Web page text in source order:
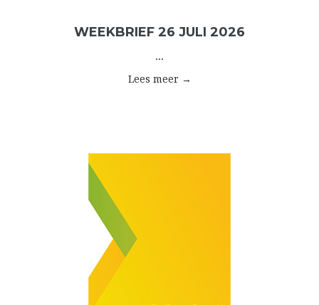
WEEKBRIEF 26 JULI 2026
...
Lees meer →